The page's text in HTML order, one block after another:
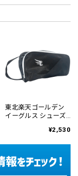
東北楽天ゴールデン
イーグルス シューズ
¥2,530